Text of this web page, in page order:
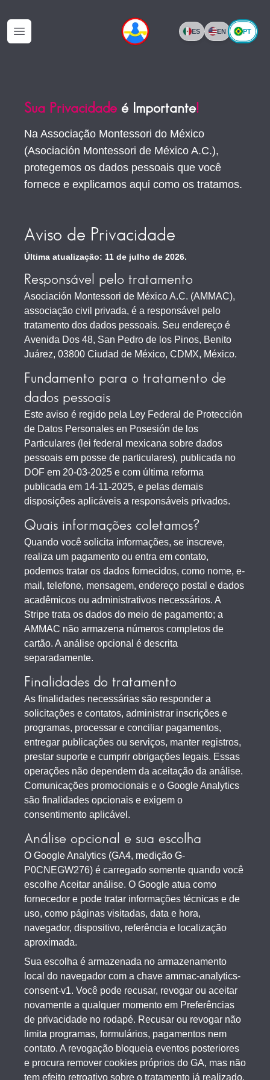
Abrir menu
ES EN PT
Sua Privacidade é Importante!
Na Associação Montessori do México
(Asociación Montessori de México A.C.),
protegemos os dados pessoais que você
fornece e explicamos aqui como os tratamos.
Aviso de Privacidade
Última atualização: 11 de julho de 2026.
Responsável pelo tratamento
Asociación Montessori de México A.C. (AMMAC),
associação civil privada, é a responsável pelo
tratamento dos dados pessoais. Seu endereço é
Avenida Dos 48, San Pedro de los Pinos, Benito
Juárez, 03800 Ciudad de México, CDMX, México.
Fundamento para o tratamento de
dados pessoais
Este aviso é regido pela Ley Federal de Protección
de Datos Personales en Posesión de los
Particulares (lei federal mexicana sobre dados
pessoais em posse de particulares), publicada no
DOF em 20-03-2025 e com última reforma
publicada em 14-11-2025, e pelas demais
disposições aplicáveis a responsáveis privados.
Quais informações coletamos?
Quando você solicita informações, se inscreve,
realiza um pagamento ou entra em contato,
podemos tratar os dados fornecidos, como nome, e-
mail, telefone, mensagem, endereço postal e dados
acadêmicos ou administrativos necessários. A
Stripe trata os dados do meio de pagamento; a
AMMAC não armazena números completos de
cartão. A análise opcional é descrita
separadamente.
Finalidades do tratamento
As finalidades necessárias são responder a
solicitações e contatos, administrar inscrições e
programas, processar e conciliar pagamentos,
entregar publicações ou serviços, manter registros,
prestar suporte e cumprir obrigações legais. Essas
operações não dependem da aceitação da análise.
Comunicações promocionais e o Google Analytics
são finalidades opcionais e exigem o
consentimento aplicável.
Análise opcional e sua escolha
O Google Analytics (GA4, medição G-
P0CNEGW276) é carregado somente quando você
escolhe Aceitar análise. O Google atua como
fornecedor e pode tratar informações técnicas e de
uso, como páginas visitadas, data e hora,
navegador, dispositivo, referência e localização
aproximada.
Sua escolha é armazenada no armazenamento
local do navegador com a chave ammac-analytics-
consent-v1. Você pode recusar, revogar ou aceitar
novamente a qualquer momento em Preferências
de privacidade no rodapé. Recusar ou revogar não
limita programas, formulários, pagamentos nem
contato. A revogação bloqueia eventos posteriores
e procura remover cookies próprios do GA, mas não
tem efeito retroativo sobre o tratamento já realizado.